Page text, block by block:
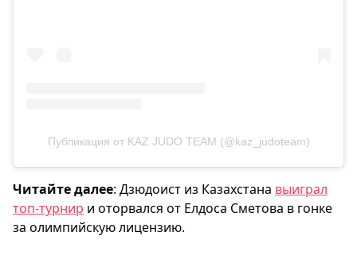
Публикация от KAZ JUDO TEAM (@kaz_judoteam)
Читайте далее: Дзюдоист из Казахстана выиграл
топ-турнир и оторвался от Елдоса Сметова в гонке
за олимпийскую лицензию.